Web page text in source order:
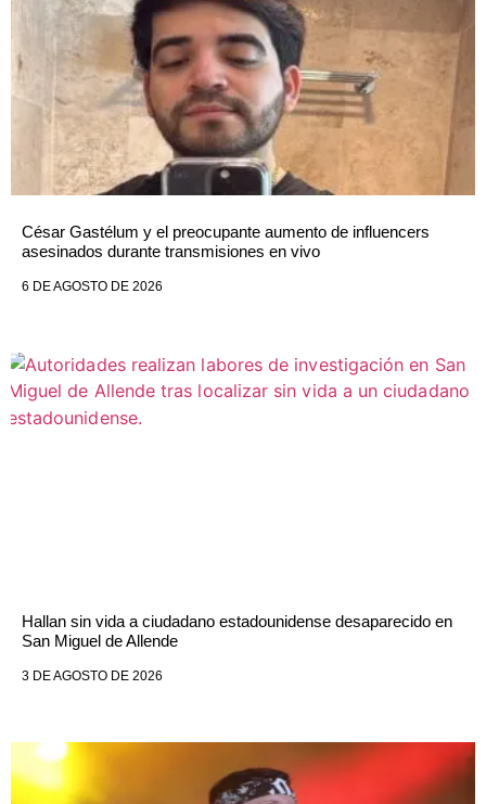
César Gastélum y el preocupante aumento de influencers
asesinados durante transmisiones en vivo
6 DE AGOSTO DE 2026
Hallan sin vida a ciudadano estadounidense desaparecido en
San Miguel de Allende
3 DE AGOSTO DE 2026